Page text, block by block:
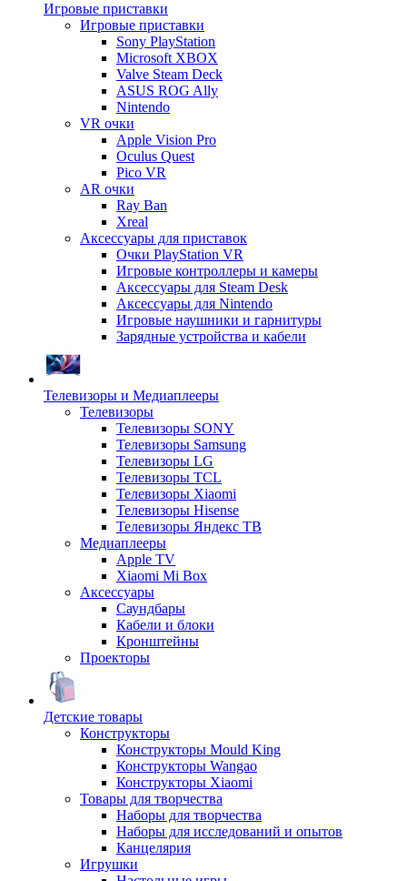
Игровые приставки
Игровые приставки
Sony PlayStation
Microsoft XBOX
Valve Steam Deck
ASUS ROG Ally
Nintendo
VR очки
Apple Vision Pro
Oculus Quest
Pico VR
AR очки
Ray Ban
Xreal
Аксессуары для приставок
Очки PlayStation VR
Игровые контроллеры и камеры
Аксессуары для Steam Desk
Аксессуары для Nintendo
Игровые наушники и гарнитуры
Зарядные устройства и кабели
Телевизоры и Медиаплееры
Телевизоры
Телевизоры SONY
Телевизоры Samsung
Телевизоры LG
Телевизоры TCL
Телевизоры Xiaomi
Телевизоры Hisense
Телевизоры Яндекс ТВ
Медиаплееры
Apple TV
Xiaomi Mi Box
Аксессуары
Саундбары
Кабели и блоки
Кронштейны
Проекторы
Детские товары
Конструкторы
Конструкторы Mould King
Конструкторы Wangao
Конструкторы Xiaomi
Товары для творчества
Наборы для творчества
Наборы для исследований и опытов
Канцелярия
Игрушки